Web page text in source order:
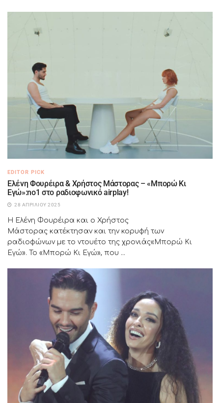
EDITOR PICK
Ελένη Φουρέιρα & Χρήστος Μάστορας – «Μπορώ Κι
Εγώ»:no1 στο ραδιοφωνικό airplay!
28 ΑΠΡΙΛΊΟΥ 2025
Η Ελένη Φουρέιρα και ο Χρήστος
Μάστορας κατέκτησαν και την κορυφή των
ραδιοφώνων με το ντουέτο της χρονιάς«Μπορώ Κι
Εγώ». Το «Μπορώ Κι Εγώ», που ...